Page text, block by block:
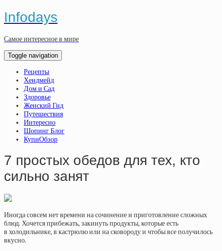
Infodays
Самое интересное в мире
Toggle navigation
Рецепты
Хендмейд
Дом и Сад
Здоровье
Женский Гид
Путешествия
Интересно
Шопинг Блог
КупиОбзор
7 простых обедов для тех, кто
сильно занят
Иногда совсем нет времени на сочинение и приготовление сложных
блюд. Хочется прибежать, закинуть продукты, которые есть
в холодильнике, в кастрюлю или на сковороду и чтобы все получилось
вкусно.